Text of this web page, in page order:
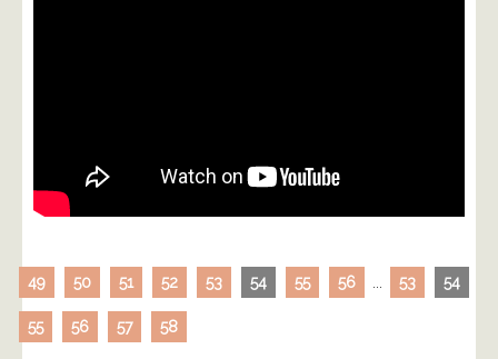
49 50 51 52 53 54 55 56 53 54
55 56 57 58